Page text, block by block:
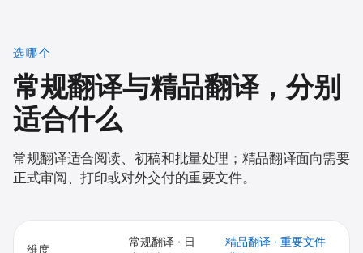
选哪个
常规翻译与精品翻译，分别
适合什么
常规翻译适合阅读、初稿和批量处理；精品翻译面向需要
正式审阅、打印或对外交付的重要文件。
维度
常规翻译 · 日
精品翻译 · 重要文件